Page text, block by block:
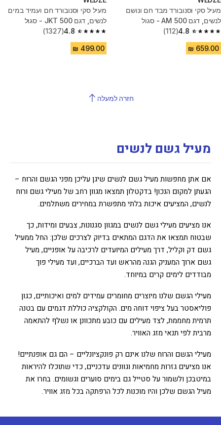
מעיל סקי וסנובורד מבד חם ונושם
לנשים, דגם 500 AM - סגול
4.8
4.8 out of 5 stars from 112 reviews
(112)
מעיל סקי וסנובורד חם ועמיד במים
לנשים, דגם JKT 500 - סגול
4.8
4.8 out of 5 stars from 1327 reviews
(1327)
חזרה למעלה
מעיל גשם לנשים
אם אתן מחפשות מעיל גשם לנשים שיגן עליכן מפני הגשם והרוח –
הגעתן למקום הנכון! בדקטלון תמצאו מגוון רחב של מעילי גשם ורוח
לנשים, המציעים איכות בלתי מתפשרת במחירים משתלמים.
אנו מציעים מעילי גשם לנשים במגוון סגנונות, צבעים ומידות, כך
שבטוח תמצאו את הדגם המתאים בדיוק לצרכים שלכן: החל ממעיל
גשם דק וקליל, דרך מעילים המיועדים לרכיבה על אופניים, מעיל
גשם ארוך המעניק הגנה מהראש ועד הברכיים, ועד מעילי פוך
מבודדים לימים קרים במיוחד.
מעילי הגשם שלנו מיוצרים מחומרים עמידים למים ואיכותיים, כגון
פוליאסטר בעל ציפוי דוחה מים. הקולקציה כוללת דגמים עם בטנה
תרמית מחממת, לצד מעילים עם כובע מתכוונן או נשלף להתאמה
מרבית לפי תנאי מזג האוויר.
מעילי הגשם והרוח שלנו אינם רק פונקציונליים – הם גם אופנתיים!
אנו מציעים גזרות מחמיאות וגוונים עדכניים, כדי שתוכלו להיראות
במיטבכן ולשמור על סטייל גם בימים סוערים וגשומים. בחרו את
מעיל הגשם שלכן והיו מוכנות לכל הרפתקה בכל מזג אוויר.